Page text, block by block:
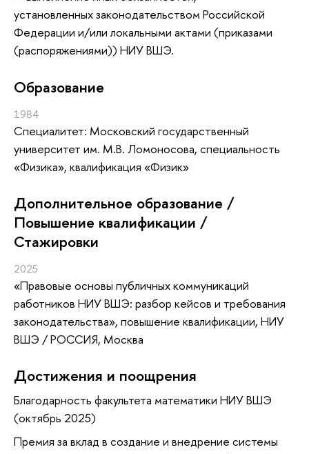
установленных законодательством Российской
Федерации и/или локальными актами (приказами
(распоряжениями)) НИУ ВШЭ.
Oбразование
1984
Специалитет: Московский государственный
университет им. М.В. Ломоносова, специальность
«Физика», квалификация «Физик»
Дополнительное образование /
Повышение квалификации /
Стажировки
2025
«Правовые основы публичных коммуникаций
работников НИУ ВШЭ: разбор кейсов и требования
законодательства», повышение квалификации, НИУ
ВШЭ / РОССИЯ, Москва
Достижения и поощрения
Благодарность факультета математики НИУ ВШЭ
(октябрь 2025)
Премия за вклад в создание и внедрение системы